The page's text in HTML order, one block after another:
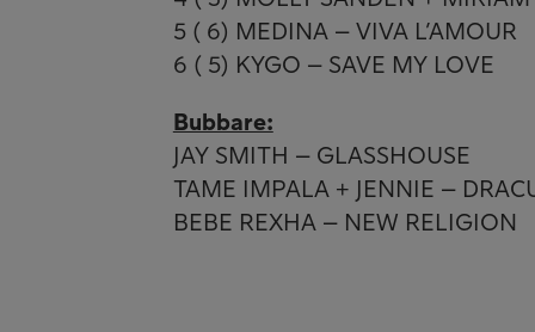
5 ( 6) MEDINA – VIVA L’AMOUR
6 ( 5) KYGO – SAVE MY LOVE
Bubbare:
JAY SMITH – GLASSHOUSE
TAME IMPALA + JENNIE –
BEBE REXHA – NEW RELIGION